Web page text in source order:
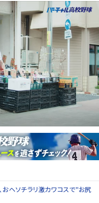
おヘソチラリ激カワコスで"お尻